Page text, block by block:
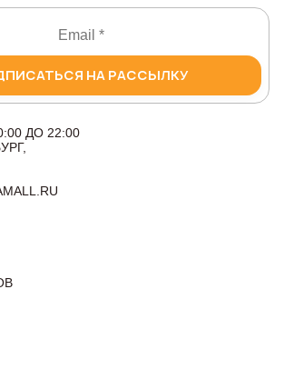
НА РАССЫЛКУ
ДО 22:00